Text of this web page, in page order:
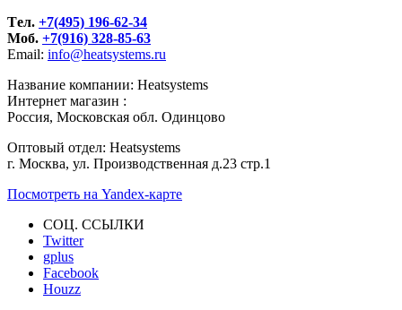
Tел. +7(495) 196-62-34
Моб. +7(916) 328-85-63
Email: info@heatsystems.ru
Название компании: Heatsystems
Интернет магазин :
Россия, Московская обл. Одинцово
Оптовый отдел: Heatsystems
г. Москва, ул. Производственная д.23 стр.1
Посмотреть на Yandex-карте
СОЦ. ССЫЛКИ
Twitter
gplus
Facebook
Houzz